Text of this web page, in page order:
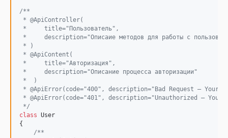
/**
* @ApiController(
*     title="Пользователь",
*     description="Описаие методов для работы с
* )
* @ApiContent(
*     title="Авторизация",
*     description="Описание процесса авторизации"
*  )
* @ApiError(code="400", description="Bad Request – Your
* @ApiError(code="401", description="Unauthorized –
*/
class User
{
/**